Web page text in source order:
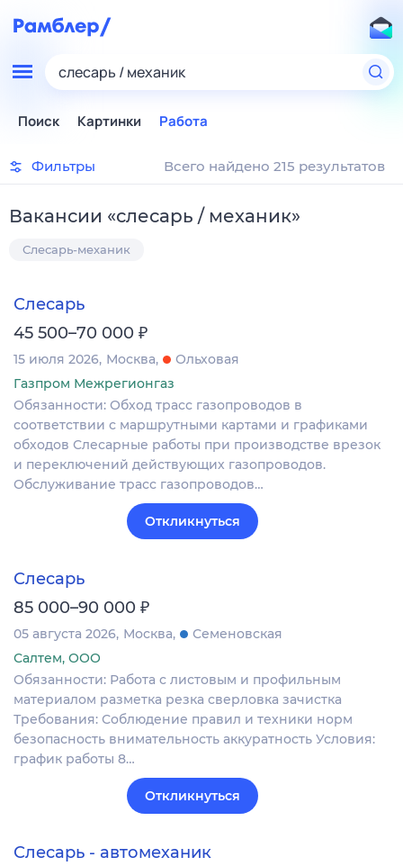
слесарь / механик
Поиск Картинки Работа
Фильтры Всего найдено 215 результатов
Вакансии «слесарь / механик»
Слесарь-механик
Слесарь
45 500–70 000 ₽
15 июля 2026 Москва
Ольховая
Газпром Межрегионгаз
Обязанности: Обход трасс газопроводов в
соответствии с маршрутными картами и графиками
обходов Слесарные работы при производстве врезок
и переключений действующих газопроводов.
Обслуживание трасс газопроводов…
Откликнуться
Слесарь
85 000–90 000 ₽
05 августа 2026 Москва
Семеновская
Салтем, ООО
Обязанности: Работа с листовым и профильным
материалом разметка резка сверловка зачистка
Требования: Соблюдение правил и техники норм
безопасность внимательность аккуратность Условия:
график работы 8…
Откликнуться
Слесарь - автомеханик